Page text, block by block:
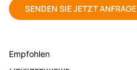
SENDEN SIE JETZT ANFRAGE
Empfohlen